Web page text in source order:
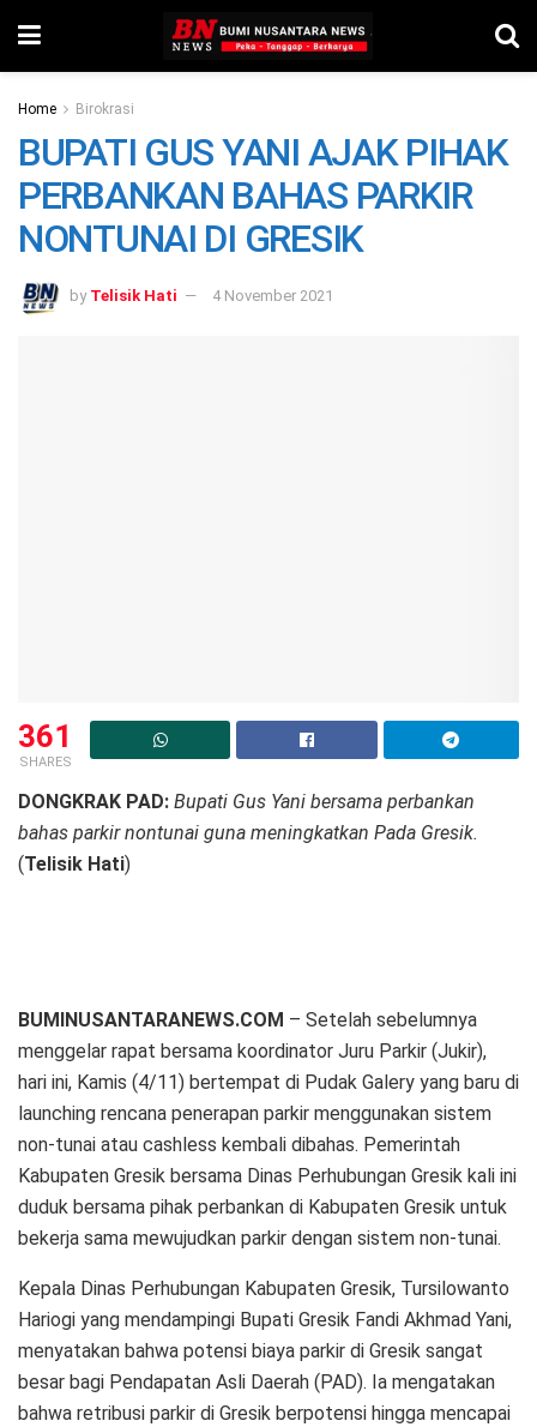
Home Birokrasi
BUPATI GUS YANI AJAK PIHAK
PERBANKAN BAHAS PARKIR
NONTUNAI DI GRESIK
by Telisik Hati 4 November 2021
361
SHARES
DONGKRAK PAD: Bupati Gus Yani bersama perbankan
bahas parkir nontunai guna meningkatkan Pada Gresik.
(Telisik Hati)
BUMINUSANTARANEWS.COM – Setelah sebelumnya
menggelar rapat bersama koordinator Juru Parkir (Jukir),
hari ini, Kamis (4/11) bertempat di Pudak Galery yang baru di
launching rencana penerapan parkir menggunakan sistem
non-tunai atau cashless kembali dibahas. Pemerintah
Kabupaten Gresik bersama Dinas Perhubungan Gresik kali ini
duduk bersama pihak perbankan di Kabupaten Gresik untuk
bekerja sama mewujudkan parkir dengan sistem non-tunai.
Kepala Dinas Perhubungan Kabupaten Gresik, Tursilowanto
Hariogi yang mendampingi Bupati Gresik Fandi Akhmad Yani,
menyatakan bahwa potensi biaya parkir di Gresik sangat
besar bagi Pendapatan Asli Daerah (PAD). Ia mengatakan
bahwa retribusi parkir di Gresik berpotensi hingga mencapai